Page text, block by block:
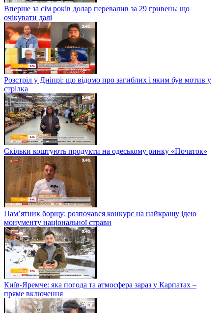
Вперше за сім років долар перевалив за 29 гривень: що
очікувати далі
Розстріл у Дніпрі: що відомо про загиблих і яким був мотив у
стрілка
Скільки коштують продукти на одеському ринку «Початок»
Пам’ятник борщу: розпочався конкурс на найкращу ідею
монументу національної страви
Київ-Яремче: яка погода та атмосфера зараз у Карпатах –
пряме включення